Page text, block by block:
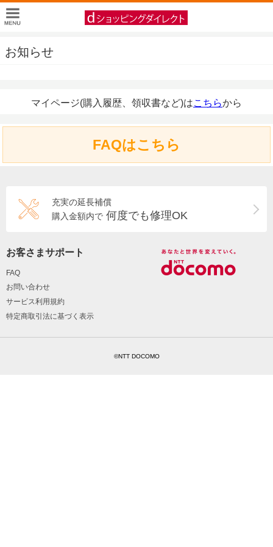
お知らせ
マイページ(購入履歴、領収書など)はこちらから
FAQはこちら
充実の延長補償
購入金額内で 何度でも修理OK
お客さまサポート
FAQ
お問い合わせ
サービス利用規約
特定商取引法に基づく表示
©NTT DOCOMO